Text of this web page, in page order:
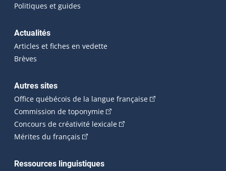
Politiques et guides
Actualités
Articles et fiches en vedette
Brèves
Autres sites
Office québécois de la langue française(Cet hyperlien
Commission de toponymie(Cet hyperlien externe s'ouvrira
Concours de créativité lexicale(Cet hyperlien externe
Mérites du français (Cet hyperlien externe s'ouvrira dans une
Ressources linguistiques